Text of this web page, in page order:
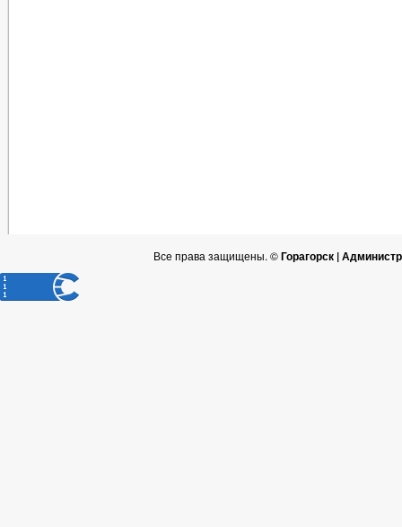
Все права защищены. ©Горагорск |